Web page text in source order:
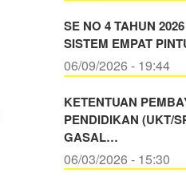
SE NO 4 TAHUN
SISTEM EMPAT
06/09/2026 - 19:44
KETENTUAN
PENDIDIKAN (UKT/
GASAL…
06/03/2026 - 15:30